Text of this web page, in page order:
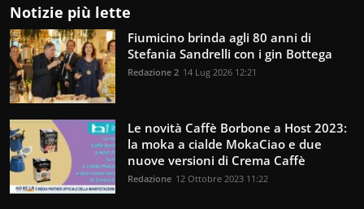
Notizie più lette
Fiumicino brinda agli 80 anni di
Stefania Sandrelli con i gin Bottega
Redazione 2 14 Lug 2026 12:21
Le novità Caffè Borbone a Host 2023:
la moka a cialde MokaCiao e due
nuove versioni di Crema Caffè
Redazione 12 Ottobre 2023 11:22